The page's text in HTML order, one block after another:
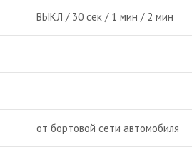
ВЫКЛ / 30 сек / 1 мин / 2 мин
от бортовой сети автомобиля